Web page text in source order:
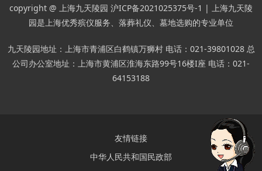
copyright @ 上海九天陵园 沪ICP备2021025375号-1 | 上海九天陵
园是上海优秀殡仪服务、落葬礼仪、墓地选购的专业单位
九天陵园地址：上海市青浦区白鹤镇万狮村 电话：021-39801028 总
公司办公室地址：上海市黄浦区淮海东路99号16楼I座 电话：021-
64153188
友情链接
中华人民共和国民政部